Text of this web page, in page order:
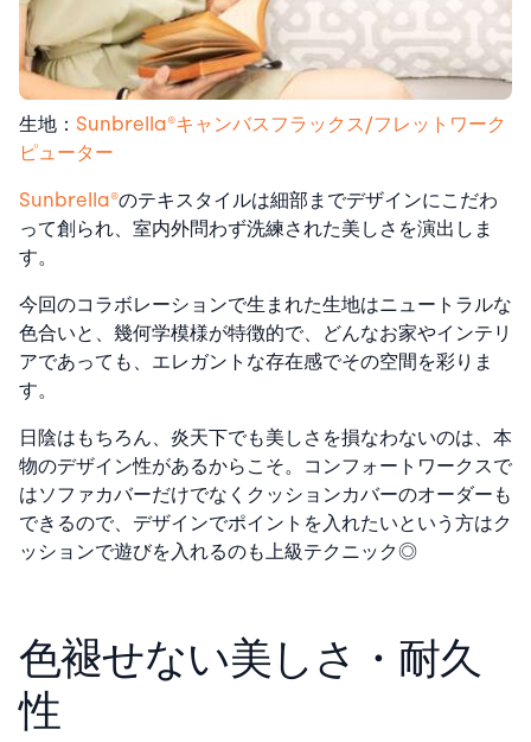
生地： Sunbrella®︎キャンバスフラックス/フレットワーク
ピューター
Sunbrella®のテキスタイルは細部までデザインにこだわ
って創られ、室内外問わず洗練された美しさを演出しま
す。
今回のコラボレーションで生まれた生地はニュートラルな
色合いと、幾何学模様が特徴的で、どんなお家やインテリ
アであっても、エレガントな存在感でその空間を彩りま
す。
日陰はもちろん、炎天下でも美しさを損なわないのは、本
物のデザイン性があるからこそ。コンフォートワークスで
はソファカバーだけでなくクッションカバーのオーダーも
できるので、デザインでポイントを入れたいという方はク
ッションで遊びを入れるのも上級テクニック◎
色褪せない美しさ・耐久
性